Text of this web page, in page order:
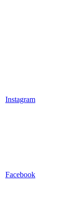
Instagram
Facebook